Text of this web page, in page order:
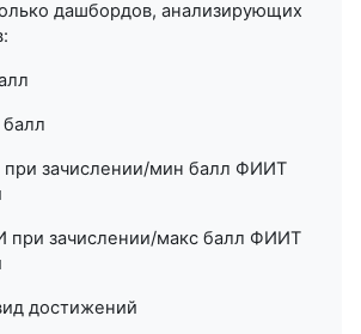
дашбордов, анализирующих
зачислении/мин балл ФИИТ
при зачислении/макс балл ФИИТ
достижений